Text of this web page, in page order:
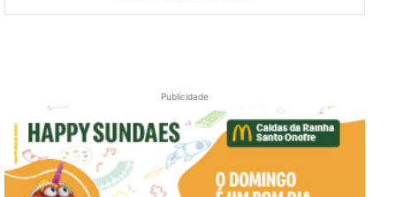
Publicidade